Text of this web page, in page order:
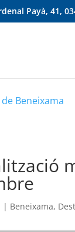
Payà, 41,
Beneixama
| Beneixama,